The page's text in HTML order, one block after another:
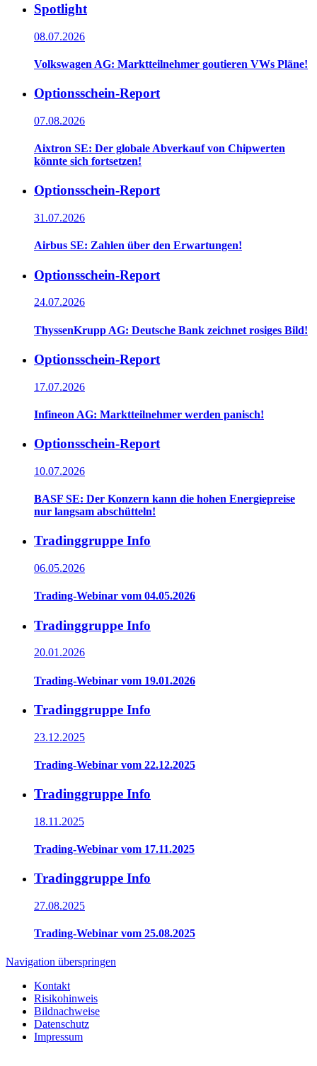
Spotlight
08.07.2026
Volkswagen AG: Marktteilnehmer goutieren VWs Pläne!
Optionsschein-Report
07.08.2026
Aixtron SE: Der globale Abverkauf von Chipwerten
könnte sich fortsetzen!
Optionsschein-Report
31.07.2026
Airbus SE: Zahlen über den Erwartungen!
Optionsschein-Report
24.07.2026
ThyssenKrupp AG: Deutsche Bank zeichnet rosiges Bild!
Optionsschein-Report
17.07.2026
Infineon AG: Marktteilnehmer werden panisch!
Optionsschein-Report
10.07.2026
BASF SE: Der Konzern kann die hohen Energiepreise
nur langsam abschütteln!
Tradinggruppe Info
06.05.2026
Trading-Webinar vom 04.05.2026
Tradinggruppe Info
20.01.2026
Trading-Webinar vom 19.01.2026
Tradinggruppe Info
23.12.2025
Trading-Webinar vom 22.12.2025
Tradinggruppe Info
18.11.2025
Trading-Webinar vom 17.11.2025
Tradinggruppe Info
27.08.2025
Trading-Webinar vom 25.08.2025
Navigation überspringen
Kontakt
Risikohinweis
Bildnachweise
Datenschutz
Impressum